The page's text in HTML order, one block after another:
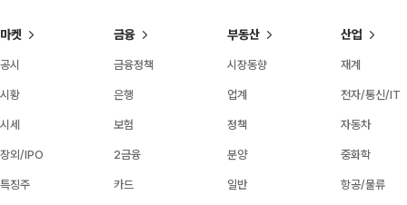
마켓
공시
시황
시세
장외/IPO
특징주
금융
금융정책
은행
보험
2금융
카드
부동산
시장동향
업계
정책
분양
일반
산업
재계
전자/통신/IT
자동차
중화학
항공/물류